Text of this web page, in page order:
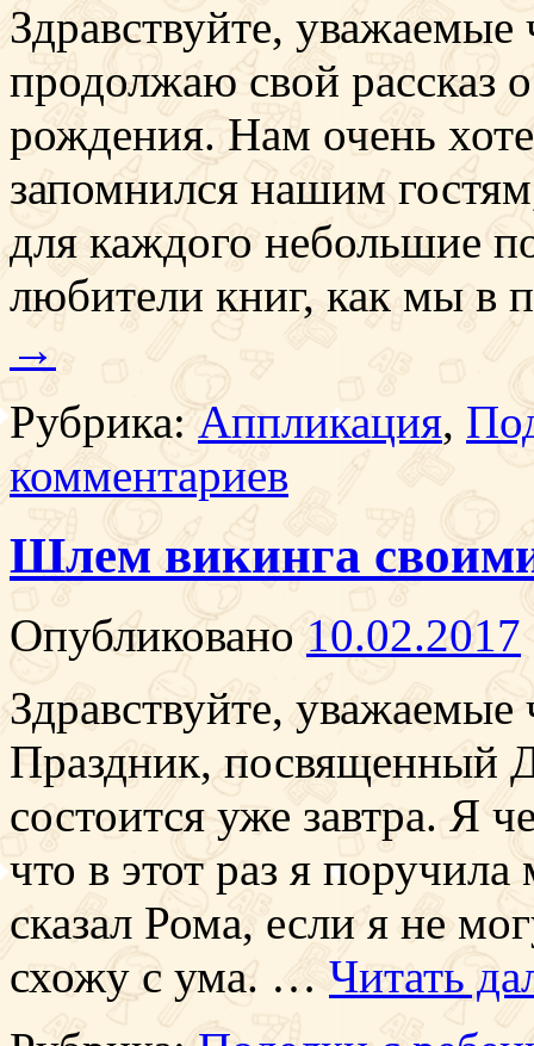
Здравствуйте, уважаемые
продолжаю свой рассказ
рождения. Нам очень
запомнился нашим
для каждого небольшие
любители книг, как мы в
→
Рубрика: Аппликация,
комментариев
Шлем викинга
Опубликовано 10.02.2017
Здравствуйте, уважаемые
Праздник, посвященный
состоится уже завтра. Я
что в этот раз я
сказал Рома, если я не
схожу с ума. … Читать